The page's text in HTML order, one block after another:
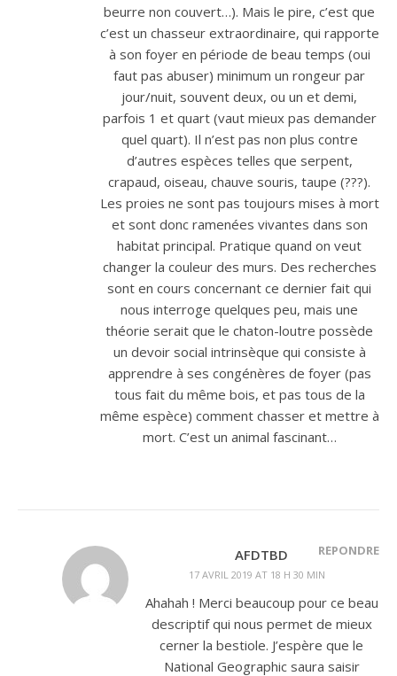
beurre non couvert…). Mais le pire, c’est que
c’est un chasseur extraordinaire, qui rapporte
à son foyer en période de beau temps (oui
faut pas abuser) minimum un rongeur par
jour/nuit, souvent deux, ou un et demi,
parfois 1 et quart (vaut mieux pas demander
quel quart). Il n’est pas non plus contre
d’autres espèces telles que serpent,
crapaud, oiseau, chauve souris, taupe (???).
Les proies ne sont pas toujours mises à mort
et sont donc ramenées vivantes dans son
habitat principal. Pratique quand on veut
changer la couleur des murs. Des recherches
sont en cours concernant ce dernier fait qui
nous interroge quelques peu, mais une
théorie serait que le chaton-loutre possède
un devoir social intrinsèque qui consiste à
apprendre à ses congénères de foyer (pas
tous fait du même bois, et pas tous de la
même espèce) comment chasser et mettre à
mort. C’est un animal fascinant…
AFDTBD
17 AVRIL 2019 AT 18 H 30 MIN
RÉPONDRE
Ahahah ! Merci beaucoup pour ce beau
descriptif qui nous permet de mieux
cerner la bestiole. J’espère que le
National Geographic saura saisir